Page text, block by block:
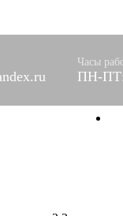
Часы
ПН-ПТ: